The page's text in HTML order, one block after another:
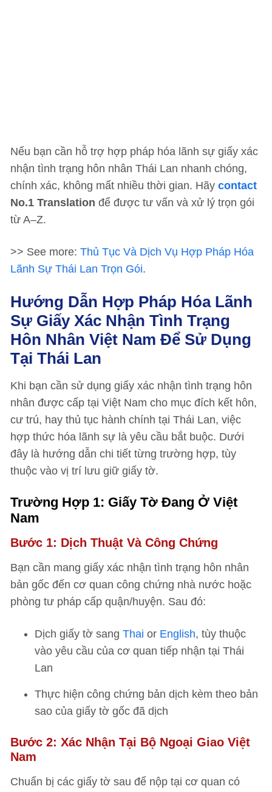
Nếu bạn cần hỗ trợ hợp pháp hóa lãnh sự giấy xác
nhận tình trạng hôn nhân Thái Lan nhanh chóng,
chính xác, không mất nhiều thời gian. Hãy contact
No.1 Translation để được tư vấn và xử lý trọn gói
từ A–Z.
>> See more: Thủ Tục Và Dịch Vụ Hợp Pháp Hóa
Lãnh Sự Thái Lan Trọn Gói.
Hướng Dẫn Hợp Pháp Hóa Lãnh
Sự Giấy Xác Nhận Tình Trạng
Hôn Nhân Việt Nam Để Sử Dụng
Tại Thái Lan
Khi bạn cần sử dụng giấy xác nhận tình trạng hôn
nhân được cấp tại Việt Nam cho mục đích kết hôn,
cư trú, hay thủ tục hành chính tại Thái Lan, việc
hợp thức hóa lãnh sự là yêu cầu bắt buộc. Dưới
đây là hướng dẫn chi tiết từng trường hợp, tùy
thuộc vào vị trí lưu giữ giấy tờ.
Trường Hợp 1: Giấy Tờ Đang Ở Việt
Nam
Bước 1: Dịch Thuật Và Công Chứng
Bạn cần mang giấy xác nhận tình trạng hôn nhân
bản gốc đến cơ quan công chứng nhà nước hoặc
phòng tư pháp cấp quận/huyện. Sau đó:
Dịch giấy tờ sang Thai or English, tùy thuộc
vào yêu cầu của cơ quan tiếp nhận tại Thái
Lan
Thực hiện công chứng bản dịch kèm theo bản
sao của giấy tờ gốc đã dịch
Bước 2: Xác Nhận Tại Bộ Ngoại Giao Việt
Nam
Chuẩn bị các giấy tờ sau để nộp tại cơ quan có